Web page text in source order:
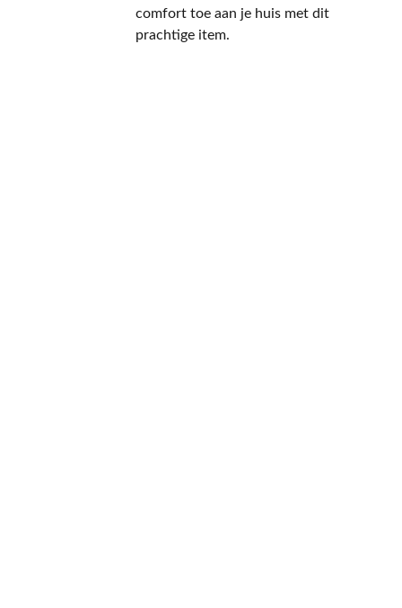
comfort toe aan je huis met dit
prachtige item.